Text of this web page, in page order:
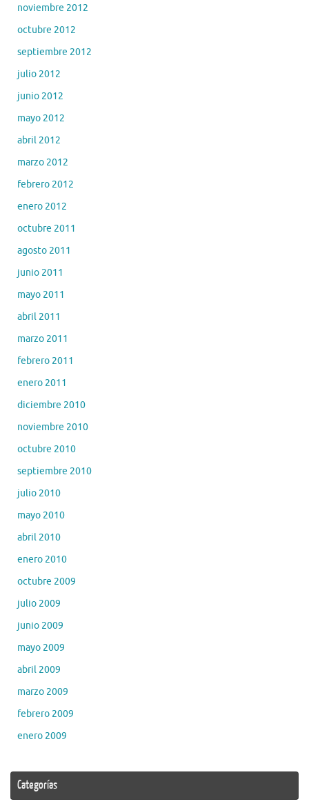
noviembre 2012
octubre 2012
septiembre 2012
julio 2012
junio 2012
mayo 2012
abril 2012
marzo 2012
febrero 2012
enero 2012
octubre 2011
agosto 2011
junio 2011
mayo 2011
abril 2011
marzo 2011
febrero 2011
enero 2011
diciembre 2010
noviembre 2010
octubre 2010
septiembre 2010
julio 2010
mayo 2010
abril 2010
enero 2010
octubre 2009
julio 2009
junio 2009
mayo 2009
abril 2009
marzo 2009
febrero 2009
enero 2009
Categorías